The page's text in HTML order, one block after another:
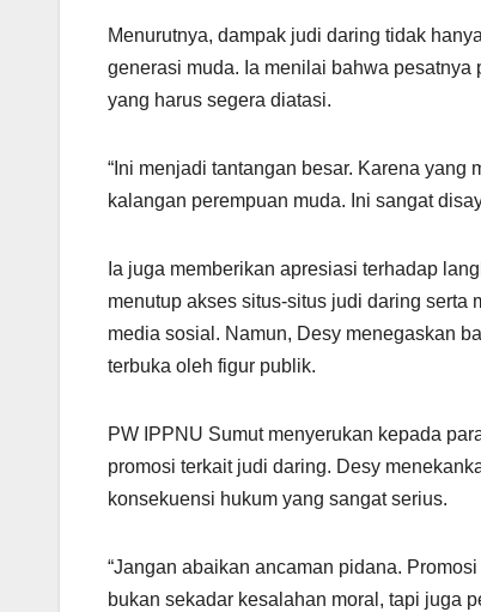
Menurutnya, dampak judi daring tidak
generasi muda. Ia menilai bahwa
yang harus segera diatasi.
“Ini menjadi tantangan besar. Karena
kalangan perempuan muda. Ini sangat
Ia juga memberikan apresiasi terhadap
menutup akses situs-situs judi daring serta
media sosial. Namun, Desy menegaskan
terbuka oleh figur publik.
PW IPPNU Sumut menyerukan kepada
promosi terkait judi daring. Desy
konsekuensi hukum yang sangat serius.
“Jangan abaikan ancaman pidana.
bukan sekadar kesalahan moral, tapi juga